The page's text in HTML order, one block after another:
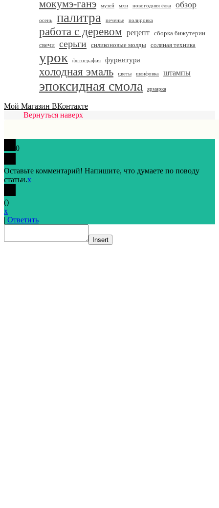
мокумэ-ганэ музей мхи новогодняя ёлка обзор
осень палитра печенье полировка
работа с деревом рецепт сборка бижутерии
свечи серьги силиконовые молды соляная техника
урок фотография фурнитура
холодная эмаль цветы шлифовка штампы
эпоксидная смола ярмарка
Мой Магазин ВКонтакте
Вернуться наверх
0
Оставьте комментарий! Напишите, что думаете по поводу
статьи.x
()
x
| Ответить
Insert